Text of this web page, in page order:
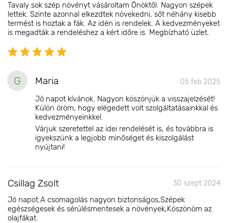
Tavaly sok szép növényt vásároltam Önöktől. Nagyon szépek
lettek. Szinte azonnal elkezdtek növekedni, sőt néhány kisebb
termést is hoztak a fák. Az idén is rendelek. A kedvezményeket
is megadták a rendeléshez a kért időre is. Megbízható üzlet.
G Maria 05 feb 2025
Jó napot kívánok. Nagyon köszönjük a visszajelzését!
Külön öröm, hogy elégedett volt szolgáltatásainkkal és
kedvezményeinkkel.
Várjuk szeretettel az idei rendelését is, és továbbra is
igyekszünk a legjobb minőséget és kiszolgálást
nyújtani!
Csillag Zsolt 30 szept 2024
Jó napot.A csomagolás nagyon biztonságos,Szépek
egészségesek és sérülésmentesek a növények,Köszönöm az
olajfákat.